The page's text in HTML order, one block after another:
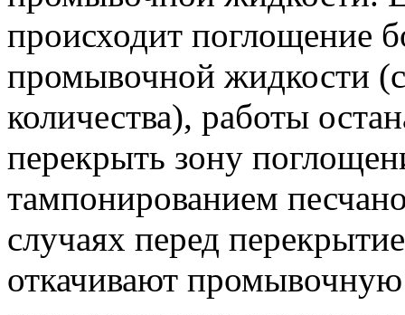
происходит поглощение
промывочной жидкости
количества), работы
перекрыть зону
тампонированием
случаях перед
откачивают